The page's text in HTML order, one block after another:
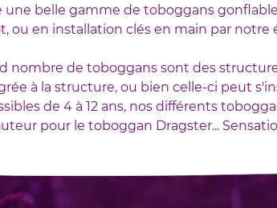
une belle gamme de toboggans
ou en installation clés en main par notre
nombre de toboggans sont des
à la structure, ou bien celle-ci peut
de 4 à 12 ans, nos différents
pour le toboggan Dragster...